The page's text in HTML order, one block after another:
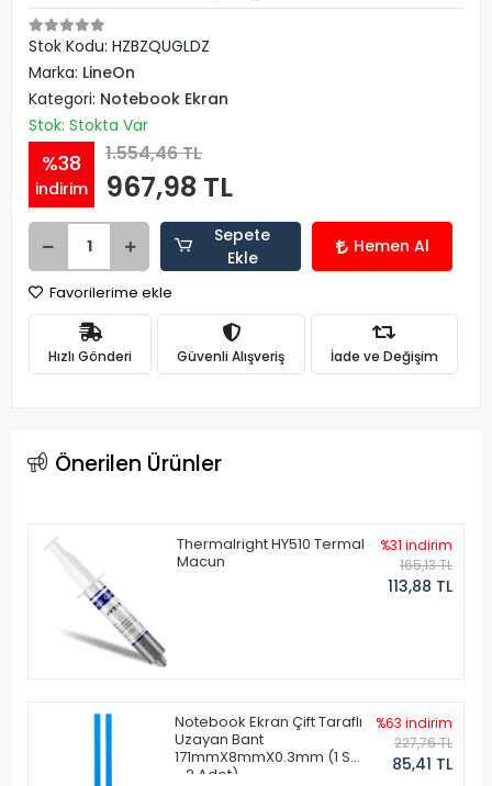
Stok Kodu: HZBZQUGLDZ
Marka: LineOn
Kategori: Notebook Ekran
Stok: Stokta Var
%38
indirim
1.554,46 TL
967,98 TL
Sepete
Ekle
Hemen Al
Favorilerime ekle
Hızlı Gönderi Güvenli Alışveriş İade ve Değişim
Önerilen Ürünler
Thermalright HY510 Termal
Macun
%31 indirim
165,13 TL
113,88 TL
Notebook Ekran Çift Taraflı
Uzayan Bant
171mmX8mmX0.3mm (1 Set
- 2 Adet)
%63 indirim
227,76 TL
85,41 TL